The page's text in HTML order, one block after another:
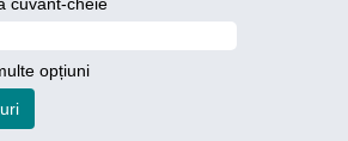
opțiuni